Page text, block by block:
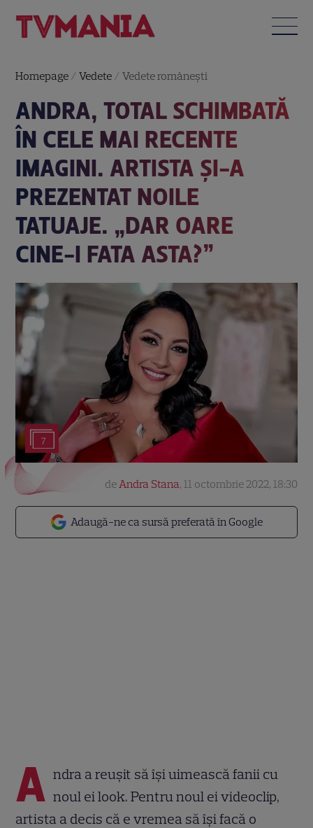
Homepage /Vedete /Vedete româneşti
ANDRA, TOTAL SCHIMBATĂ
ÎN CELE MAI RECENTE
IMAGINI. ARTISTA ȘI-A
PREZENTAT NOILE
TATUAJE. „DAR OARE
CINE-I FATA ASTA?”
7
Adaugă-ne ca sursă preferată în Google
deAndra Stana, 11 octombrie 2022, 18:30
A ndra a reușit să își uimească fanii cu
noul ei look. Pentru noul ei videoclip,
artista a decis că e vremea să își facă o